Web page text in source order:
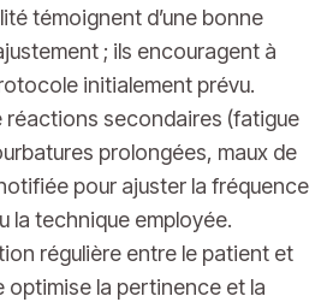
témoignent d’une bonne
; ils encouragent à
initialement prévu.
réactions secondaires (fatigue
prolongées, maux de
pour ajuster la fréquence
la technique employée.
régulière entre le patient et
optimise la pertinence et la